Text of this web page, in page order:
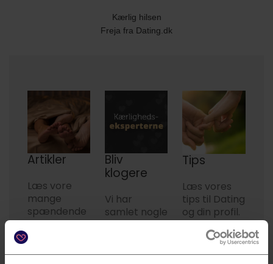
Kærlig hilsen
Freja fra Dating.dk
Artikler
Læs vore
mange
spændende
artikler.
Bliv
klogere
Vi har
samlet nogle
af Danmarks
Tips
Læs vores
tips til Dating
og din profil.
Læs mere